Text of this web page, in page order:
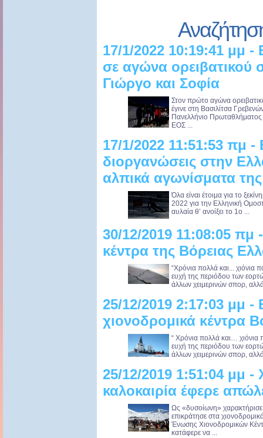
17/1/2022 10:19:41 μμ
σε αγώνα ορειβατικού
Γιώργο και Σοφία
Στον πρώτο αγώνα
έγινε στη Βασιλίτσα
Πανελλήνιο
ΕΟΣ ...
17/1/2022 11:51:53 πμ
διοργανώσεις στην
αλπικά αγωνίσματα
Όλα είναι έτοιμα για το
2022 για την Ελληνική
αυλαία θ’ ανοίξει το 1ο ...
30/12/2019 11:08:05 πμ
κέντρα της Βόρειας
“Χρόνια πολλά και... χιόνια
ευχή της περιόδου των
άλλων χειμερινών σπορ,
25/12/2019 2:17:03 μμ -
χιονοδρομικά κέντρα
“ Χρόνια πολλά και… χιόνια
ευχή της περιόδου των
άλλων χειμερινών σπορ,
25/12/2019 1:51:04 μμ -
καλοκαιρία έφερε
Ως «δυσοίωνη»
επικράτησε στα
Ένωσης Χιονοδρομικών
κατάφερε να ...